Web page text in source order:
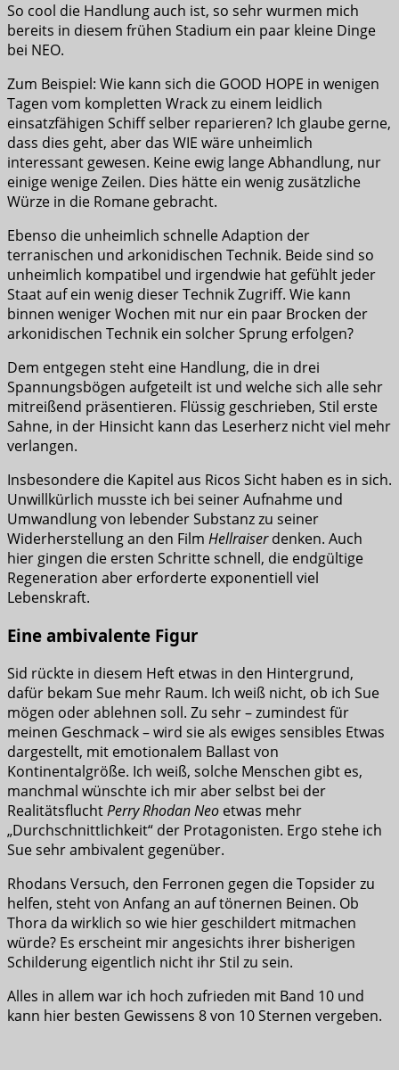
So cool die Handlung auch ist, so sehr wurmen mich
bereits in diesem frühen Stadium ein paar kleine Dinge
bei NEO.
Zum Beispiel: Wie kann sich die GOOD HOPE in wenigen
Tagen vom kompletten Wrack zu einem leidlich
einsatzfähigen Schiff selber reparieren? Ich glaube gerne,
dass dies geht, aber das WIE wäre unheimlich
interessant gewesen. Keine ewig lange Abhandlung, nur
einige wenige Zeilen. Dies hätte ein wenig zusätzliche
Würze in die Romane gebracht.
Ebenso die unheimlich schnelle Adaption der
terranischen und arkonidischen Technik. Beide sind so
unheimlich kompatibel und irgendwie hat gefühlt jeder
Staat auf ein wenig dieser Technik Zugriff. Wie kann
binnen weniger Wochen mit nur ein paar Brocken der
arkonidischen Technik ein solcher Sprung erfolgen?
Dem entgegen steht eine Handlung, die in drei
Spannungsbögen aufgeteilt ist und welche sich alle sehr
mitreißend präsentieren. Flüssig geschrieben, Stil erste
Sahne, in der Hinsicht kann das Leserherz nicht viel mehr
verlangen.
Insbesondere die Kapitel aus Ricos Sicht haben es in sich.
Unwillkürlich musste ich bei seiner Aufnahme und
Umwandlung von lebender Substanz zu seiner
Widerherstellung an den Film Hellraiserdenken. Auch
hier gingen die ersten Schritte schnell, die endgültige
Regeneration aber erforderte exponentiell viel
Lebenskraft.
Eine ambivalente Figur
Sid rückte in diesem Heft etwas in den Hintergrund,
dafür bekam Sue mehr Raum. Ich weiß nicht, ob ich Sue
mögen oder ablehnen soll. Zu sehr – zumindest für
meinen Geschmack – wird sie als ewiges sensibles Etwas
dargestellt, mit emotionalem Ballast von
Kontinentalgröße. Ich weiß, solche Menschen gibt es,
manchmal wünschte ich mir aber selbst bei der
RealitätsfluchtPerry Rhodan Neo etwas mehr
„Durchschnittlichkeit“ der Protagonisten. Ergo stehe ich
Sue sehr ambivalent gegenüber.
Rhodans Versuch, den Ferronen gegen die Topsider zu
helfen, steht von Anfang an auf tönernen Beinen. Ob
Thora da wirklich so wie hier geschildert mitmachen
würde? Es erscheint mir angesichts ihrer bisherigen
Schilderung eigentlich nicht ihr Stil zu sein.
Alles in allem war ich hoch zufrieden mit Band 10 und
kann hier besten Gewissens 8 von 10 Sternen vergeben.